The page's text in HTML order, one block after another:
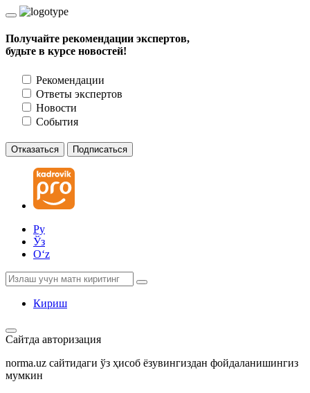
Получайте рекомендации экспертов,
будьте в курсе новостей!
Рекомендации
Ответы экспертов
Новости
События
Отказаться Подписаться
Ру
Ўз
Oʻz
Кириш
Сайтда авторизация
norma.uz сайтидаги ўз ҳисоб ёзувингиздан фойдаланишингиз
мумкин